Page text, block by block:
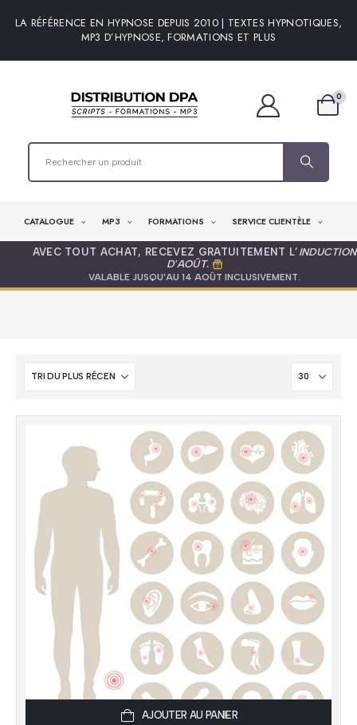
LA RÉFÉRENCE EN HYPNOSE DEPUIS 2010 | TEXTES HYPNOTIQUES,
MP3 D’HYPNOSE, FORMATIONS ET PLUS
0
CATALOGUE MP3 FORMATIONS SERVICE CLIENTÈLE
AVEC TOUT ACHAT, RECEVEZ GRATUITEMENT L’ INDUCTION
D'AOÛT.
VALABLE JUSQU’AU 14 AOÛT INCLUSIVEMENT.
AJOUTER AU PANIER